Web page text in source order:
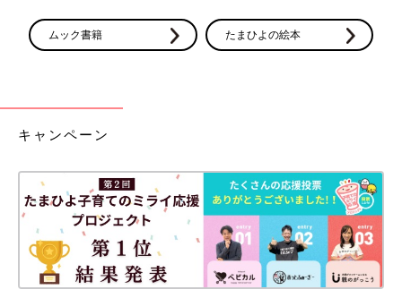
ムック書籍 たまひよの絵本
キャンペーン